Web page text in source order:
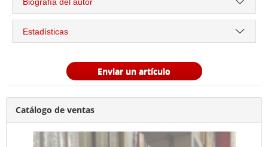
Estadísticas
Enviar un artículo
Catálogo de ventas